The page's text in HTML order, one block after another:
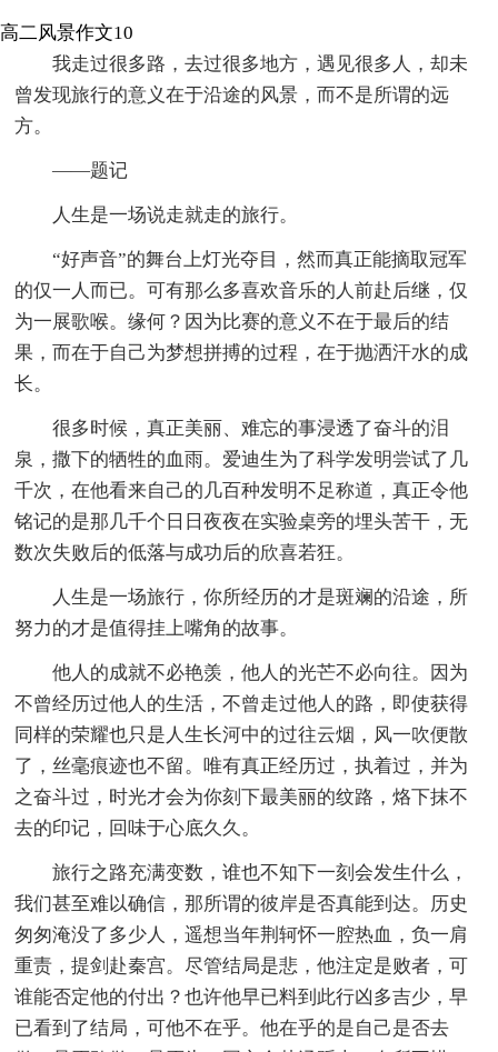
高二风景作文10
我走过很多路，去过很多地方，遇见很多人，却未
曾发现旅行的意义在于沿途的风景，而不是所谓的远
方。
——题记
人生是一场说走就走的旅行。
“好声音”的舞台上灯光夺目，然而真正能摘取冠军
的仅一人而已。可有那么多喜欢音乐的人前赴后继，仅
为一展歌喉。缘何？因为比赛的意义不在于最后的结
果，而在于自己为梦想拼搏的过程，在于抛洒汗水的成
长。
很多时候，真正美丽、难忘的事浸透了奋斗的泪
泉，撒下的牺牲的血雨。爱迪生为了科学发明尝试了几
千次，在他看来自己的几百种发明不足称道，真正令他
铭记的是那几千个日日夜夜在实验桌旁的埋头苦干，无
数次失败后的低落与成功后的欣喜若狂。
人生是一场旅行，你所经历的才是斑斓的沿途，所
努力的才是值得挂上嘴角的故事。
他人的成就不必艳羡，他人的光芒不必向往。因为
不曾经历过他人的生活，不曾走过他人的路，即使获得
同样的荣耀也只是人生长河中的过往云烟，风一吹便散
了，丝毫痕迹也不留。唯有真正经历过，执着过，并为
之奋斗过，时光才会为你刻下最美丽的纹路，烙下抹不
去的印记，回味于心底久久。
旅行之路充满变数，谁也不知下一刻会发生什么，
我们甚至难以确信，那所谓的彼岸是否真能到达。历史
匆匆淹没了多少人，遥想当年荆轲怀一腔热血，负一肩
重责，提剑赴秦宫。尽管结局是悲，他注定是败者，可
谁能否定他的付出？也许他早已料到此行凶多吉少，早
已看到了结局，可他不在乎。他在乎的是自己是否去